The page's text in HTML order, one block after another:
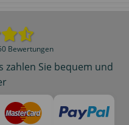
Bewertungen
zahlen Sie bequem und